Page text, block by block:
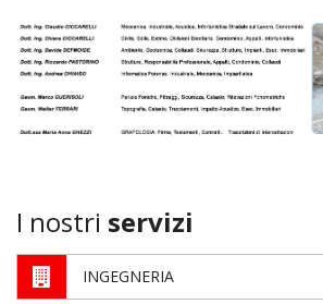
I nostri servizi
INGEGNERIA